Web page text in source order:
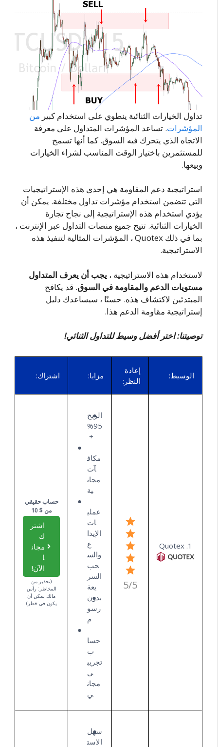
تداول الخيارات الثنائية ينطوي على استخدام كبير من
المؤشرات. تساعد المؤشرات المتداول على معرفة
الاتجاه الذي يتحرك فيه السوق. كما أنها تسمح
للمستثمرين باختيار الوقت المناسب لشراء الخيارات
وبيعها.
استراتيجية دعم المقاومة هي إحدى هذه الإستراتيجيات
التي تتضمن استخدام مؤشرات تداول مختلفة. يمكن أن
يؤدي استخدام هذه الإستراتيجية إلى نجاح تجارة
الخيارات الثنائية. تتيح جميع منصات التداول عبر الإنترنت ،
بما في ذلك Quotex ، المؤشرات المثالية لتنفيذ هذه
الاستراتيجية.
لاستخدام هذه الاستراتيجية ، يجب أن يعرف المتداول
مستويات الدعم والمقاومة في السوق. قد يكافح
المبتدئين لاكتشاف هذه. حسنًا ، سيساعدك دليل
إستراتيجية مقاومة الدعم هذا.
توصيتنا: اختر أفضل وسيط للتداول الثنائي!
الوسيط:
إعادة
النظر:
مزايا: اشتراك:
1. Quotex
5/5
الربح
95%
+
مكاف
آت
مجان
ية
عملي
ات
الإيدا
ع
والس
حب
السر
يعة
بدون
رسو
م
حسا
ب
تجريب
ي
مجان
ي
حساب حقيقي
من $ 10
اشتر
ك
مجان
ا
الآن!
(تحذير من
المخاطر: رأس
مالك يمكن أن
يكون في خطر)
سهل
الاست